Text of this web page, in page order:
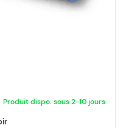
Produit dispo. sous 2-10 jours